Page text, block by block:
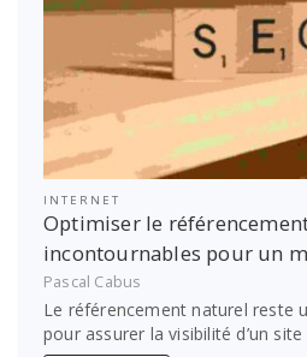
INTERNET
Optimiser le
incontournables pour un
Pascal Cabus
Le référencement naturel reste
pour assurer la visibilité d’un